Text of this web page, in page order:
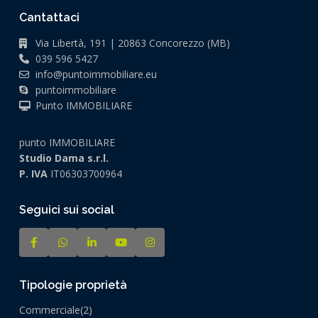
Cantattaci
Via Libertà, 191 | 20863 Concorezzo (MB)
039 596 5427
info@puntoimmobiliare.eu
puntoimmobiliare
Punto IMMOBILIARE
punto IMMOBILIARE
Studio Dama s.r.l.
P. IVA IT06303700964
Seguici sui social
Tipologie proprietà
Commerciale(2)